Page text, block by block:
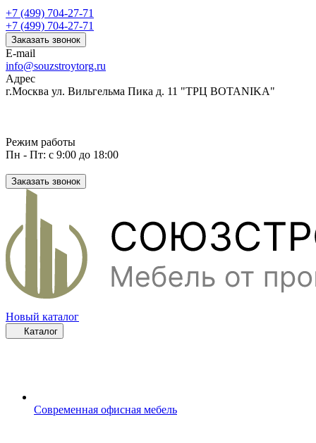
+7 (499) 704-27-71
+7 (499) 704-27-71
Заказать звонок
E-mail
info@souzstroytorg.ru
Адрес
г.Москва ул. Вильгельма Пика д. 11 "ТРЦ BOTANIKA"
Режим работы
Пн - Пт: с 9:00 до 18:00
Заказать звонок
Новый каталог
Каталог
Современная офисная мебель